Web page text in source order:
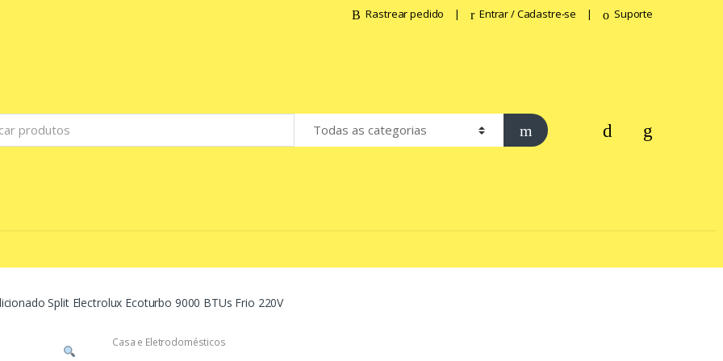
Rastrear pedido Entrar / Cadastre-se Suporte
Split Electrolux Ecoturbo 9000 BTUs Frio 220V
Casa e Eletrodomésticos